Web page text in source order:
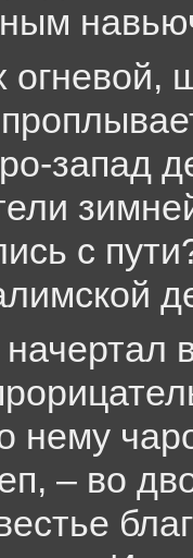
огневой,
запад
с
нему
– во